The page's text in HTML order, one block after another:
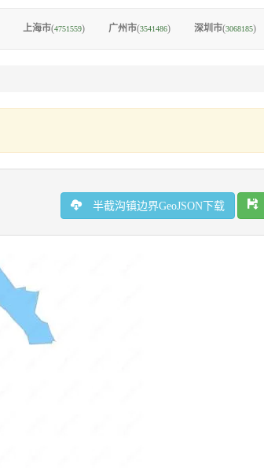
上海市(4751559) 广州市(3541486) 深圳市(3068185)
半截沟镇边界GeoJSON下载